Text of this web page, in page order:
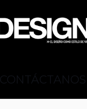
CONTÁCTANOS